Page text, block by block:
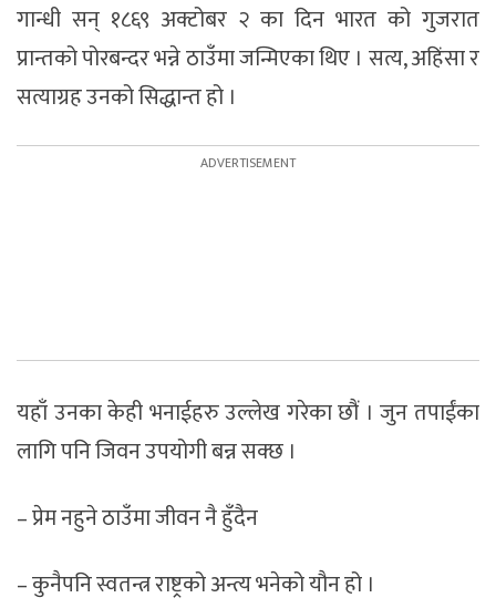
गान्धी सन् १८६९ अक्टोबर २ का दिन भारत को गुजरात
प्रान्तको पोरबन्दर भन्ने ठाउँमा जन्मिएका थिए । सत्य, अहिंसा र
सत्याग्रह उनको सिद्धान्त हो ।
यहाँ उनका केही भनाईहरु उल्लेख गरेका छौं । जुन तपाईंका
लागि पनि जिवन उपयोगी बन्न सक्छ ।
– प्रेम नहुने ठाउँमा जीवन नै हुँदैन
– कुनैपनि स्वतन्त्र राष्ट्रको अन्त्य भनेको यौन हो ।